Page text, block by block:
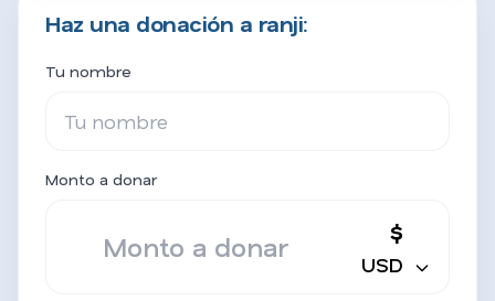
Haz una donación a ranji:
Tu nombre
Monto a donar
$
USD